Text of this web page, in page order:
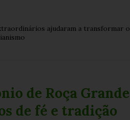
ajudaram a transformar o
de Roça Grande
de fé e tradição